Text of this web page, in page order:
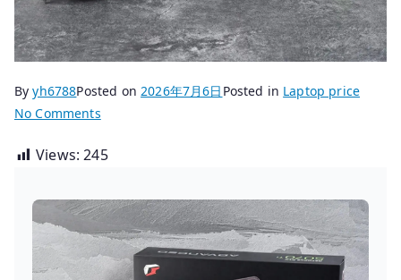
Byyh6788Posted on2026年7月6日 Posted in Laptop price
No Commentson
救
刃
2026
驱
Views: 245